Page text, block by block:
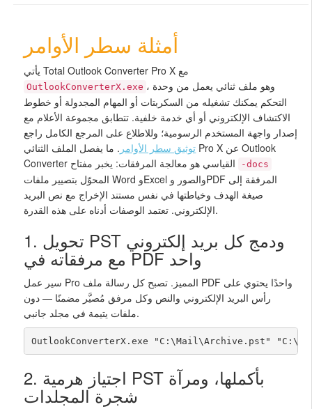
أمثلة سطر الأوامر
يأتي Total Outlook Converter Pro X مع
OutlookConverterX.exe ، وهو ملف ثنائي يعمل من وحدة
التحكم يمكنك تشغيله من السكربتات أو المهام المجدولة أو خطوط
الاكتشاف الإلكتروني أو أي خدمة خلفية. تتطابق مجموعة الأعلام مع
إصدار واجهة المستخدم الرسومية؛ وللاطلاع على المرجع الكامل راجع
توثيق سطر الأوامر . ما يفصل الملف الثنائي Pro X عن Outlook
-docs
المحوّل بتصيير ملفات Word وExcel والصور وPDF المرفقة إلى
صيغة الهدف وخياطتها في نفس مستند الإخراج مع نص البريد
الإلكتروني. تعتمد الوصفات أدناه على هذه القدرة.
1. تحويل PST ودمج كل بريد إلكتروني
مع مرفقاته في PDF واحد
سير عمل Pro المميز. تصبح كل رسالة ملف PDF واحدًا يحتوي على
رأس البريد الإلكتروني والنص وكل مرفق مُصيَّر مضمنًا — دون
ملفات يتيمة في مجلد جانبي.
OutlookConverterX.exe "C:\Mail\Archive.pst"
2. اجتياز هرمية PST بأكملها، ومرآة
شجرة المجلدات